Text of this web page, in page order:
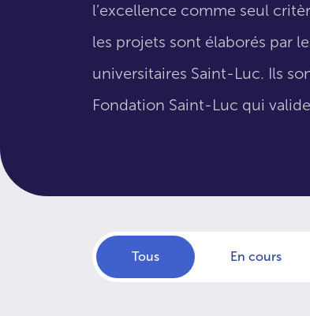
l’excellence comme seul
les projets sont élaborés par
universitaires Saint-Luc. Ils
Fondation Saint-Luc qui
Tous En cours